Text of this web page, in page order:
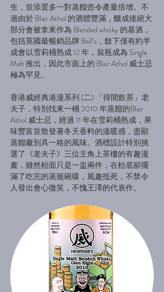
生，並添置多一對蒸餾壺令產量倍增。不
過由於 Blair Athol 的酒體豐滿，釀成後絕大
部分會被拿來作為 Blended whisky 的基酒，
包括英國最暢銷品牌 Bell’s，餘下僅有約半
成會以雪莉桶熟成 12 年，裝瓶成為 Single
Malt 推出，因此市面上的 Blair Athol 威士忌
極為罕見。
香港威經典港漫系列 (二) 「得閒飲茶」老
夫子，特別找來一桶 2010 年蒸餾的Blair
Athol 威士忌，經過 11 年在雪莉桶熟成，果
味豐富並散發著冬天香料的溫暖感，盡顯
蒸餾廠別具一格的風味。酒標設計特別挑
選了《老夫子》三位主角上茶樓的有趣漫
畫，雖然枱面只是一盅兩件，在枱底卻擺
滿了吃完的蒸籠碗碟，風趣抵死，不禁令
人發出會心微笑，不愧王澤的代表作。